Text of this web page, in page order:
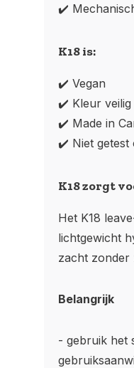
✔️
K18 is:
✔️ Vegan
✔️ Kleur veilig
✔️ Made in
✔️ Niet getest
K18 zorgt
Het K18
lichtgewicht
zacht zonder
Belangrijk
- gebruik het